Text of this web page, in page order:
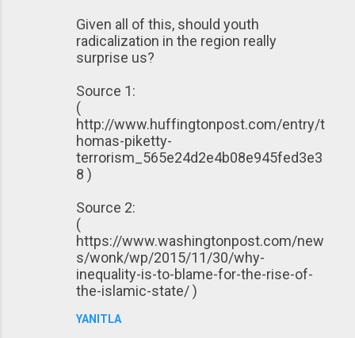
Given all of this, should youth
radicalization in the region really
surprise us?
Source 1:
(
http://www.huffingtonpost.com/entry/t
homas-piketty-
terrorism_565e24d2e4b08e945fed3e3
8 )
Source 2:
(
https://www.washingtonpost.com/new
s/wonk/wp/2015/11/30/why-
inequality-is-to-blame-for-the-rise-of-
the-islamic-state/ )
YANITLA